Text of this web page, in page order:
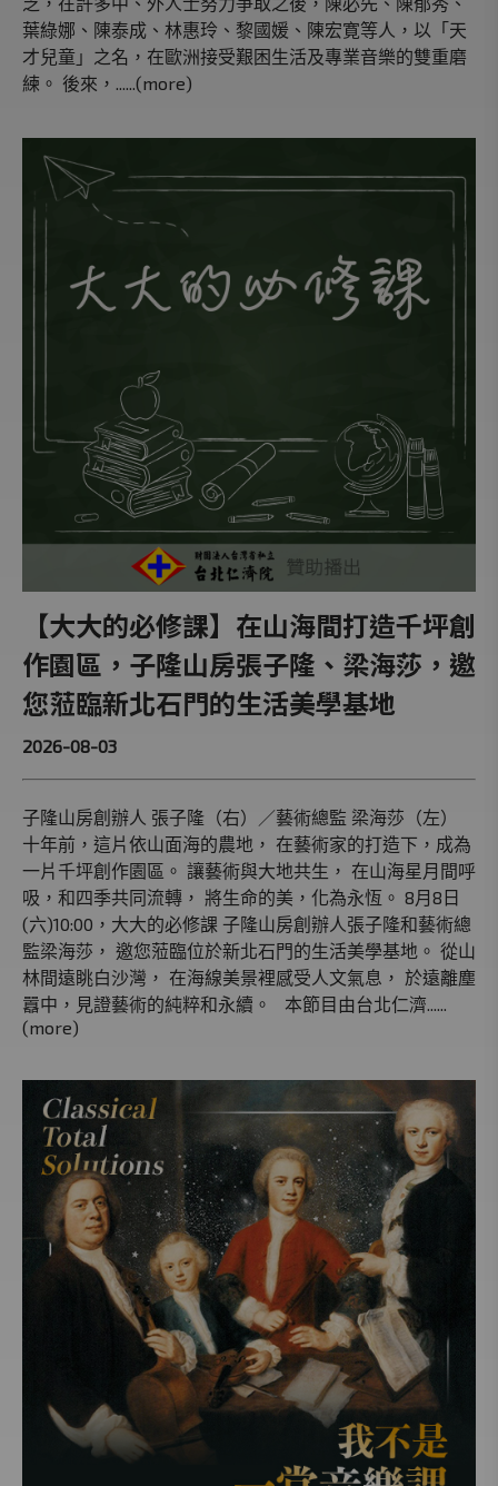
葉綠娜、陳泰成、林惠玲、黎國媛、陳宏寛等人，以「天
才兒童」之名，在歐洲接受艱困生活及專業音樂的雙重磨
練。 後來，......(more)
【大大的必修課】在山海間打造千坪創
作園區，子隆山房張子隆、梁海莎，邀
您蒞臨新北石門的生活美學基地
2026-08-03
子隆山房創辦人 張子隆（右）／藝術總監 梁海莎（左）
十年前，這片依山面海的農地， 在藝術家的打造下，成為
一片千坪創作園區。 讓藝術與大地共生， 在山海星月間呼
吸，和四季共同流轉， 將生命的美，化為永恆。 8月8日
(六)10:00，大大的必修課 子隆山房創辦人張子隆和藝術總
監梁海莎， 邀您蒞臨位於新北石門的生活美學基地。 從山
林間遠眺白沙灣， 在海線美景裡感受人文氣息， 於遠離塵
囂中，見證藝術的純粹和永續。 本節目由台北仁濟......
(more)